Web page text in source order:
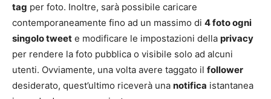
tag per foto. Inoltre, sarà possibile caricare
contemporaneamente fino ad un massimo di 4 foto ogni
singolo tweet e modificare le impostazioni della privacy
per rendere la foto pubblica o visibile solo ad alcuni
utenti. Ovviamente, una volta avere taggato il follower
desiderato, quest’ultimo riceverà una notifica istantanea